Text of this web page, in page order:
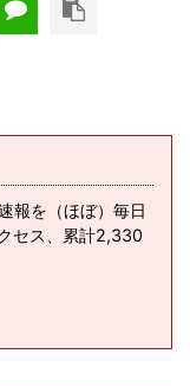
報を（ほぼ）毎日
セス、累計2,330